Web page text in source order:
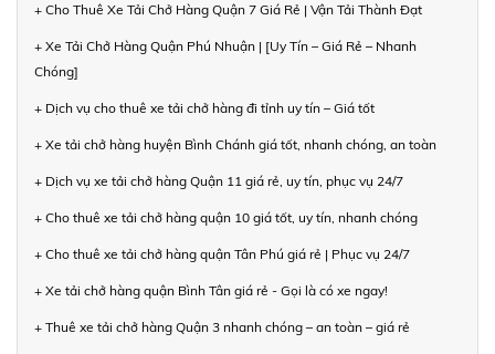
+ Cho Thuê Xe Tải Chở Hàng Quận 7 Giá Rẻ | Vận Tải Thành Đạt
+ Xe Tải Chở Hàng Quận Phú Nhuận | [Uy Tín – Giá Rẻ – Nhanh
Chóng]
+ Dịch vụ cho thuê xe tải chở hàng đi tỉnh uy tín – Giá tốt
+ Xe tải chở hàng huyện Bình Chánh giá tốt, nhanh chóng, an toàn
+ Dịch vụ xe tải chở hàng Quận 11 giá rẻ, uy tín, phục vụ 24/7
+ Cho thuê xe tải chở hàng quận 10 giá tốt, uy tín, nhanh chóng
+ Cho thuê xe tải chở hàng quận Tân Phú giá rẻ | Phục vụ 24/7
+ Xe tải chở hàng quận Bình Tân giá rẻ - Gọi là có xe ngay!
+ Thuê xe tải chở hàng Quận 3 nhanh chóng – an toàn – giá rẻ